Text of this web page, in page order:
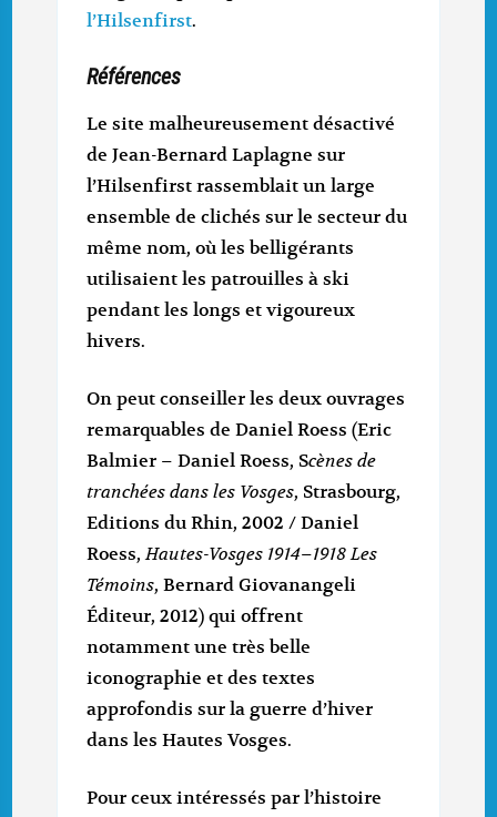
l’Hilsenfirst.
Références
Le site malheureusement désactivé
de Jean-Bernard Laplagne sur
l’Hilsenfirst rassemblait un large
ensemble de clichés sur le secteur du
même nom, où les belligérants
utilisaient les patrouilles à ski
pendant les longs et vigoureux
hivers.
On peut conseiller les deux ouvrages
remarquables de Daniel Roess (Eric
Balmier – Daniel Roess, Scènes de
tranchées dans les Vosges, Strasbourg,
Editions du Rhin, 2002 / Daniel
Roess,Hautes-Vosges 1914–1918 Les
Témoins, Bernard Giovanangeli
Éditeur, 2012) qui offrent
notamment une très belle
iconographie et des textes
approfondis sur la guerre d’hiver
dans les Hautes Vosges.
Pour ceux intéressés par l’histoire